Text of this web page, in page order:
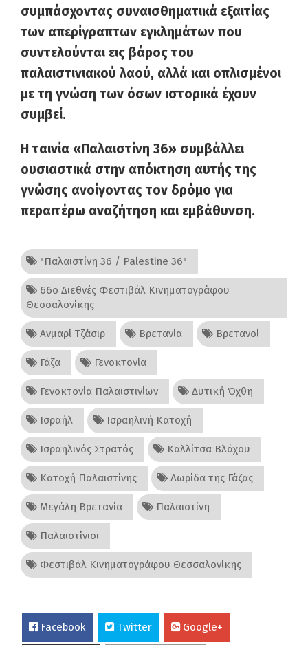
συμπάσχοντας συναισθηματικά εξαιτίας
των απερίγραπτων εγκλημάτων που
συντελούνται εις βάρος του
παλαιστινιακού λαού, αλλά και οπλισμένοι
με τη γνώση των όσων ιστορικά έχουν
συμβεί.
Η ταινία «Παλαιστίνη 36» συμβάλλει
ουσιαστικά στην απόκτηση αυτής της
γνώσης ανοίγοντας τον δρόμο για
περαιτέρω αναζήτηση και εμβάθυνση.
"Παλαιστίνη 36 / Palestine 36"
66ο Διεθνές Φεστιβάλ Κινηματογράφου
Θεσσαλονίκης
Ανμαρί Τζάσιρ Βρετανία Βρετανοί
Γάζα Γενοκτονία
Γενοκτονία Παλαιστινίων Δυτική Όχθη
Ισραήλ Ισραηλινή Κατοχή
Ισραηλινός Στρατός Καλλίτσα Βλάχου
Κατοχή Παλαιστίνης Λωρίδα της Γάζας
Μεγάλη Βρετανία Παλαιστίνη
Παλαιστίνιοι
Φεστιβάλ Κινηματογράφου Θεσσαλονίκης
Facebook Twitter Google+